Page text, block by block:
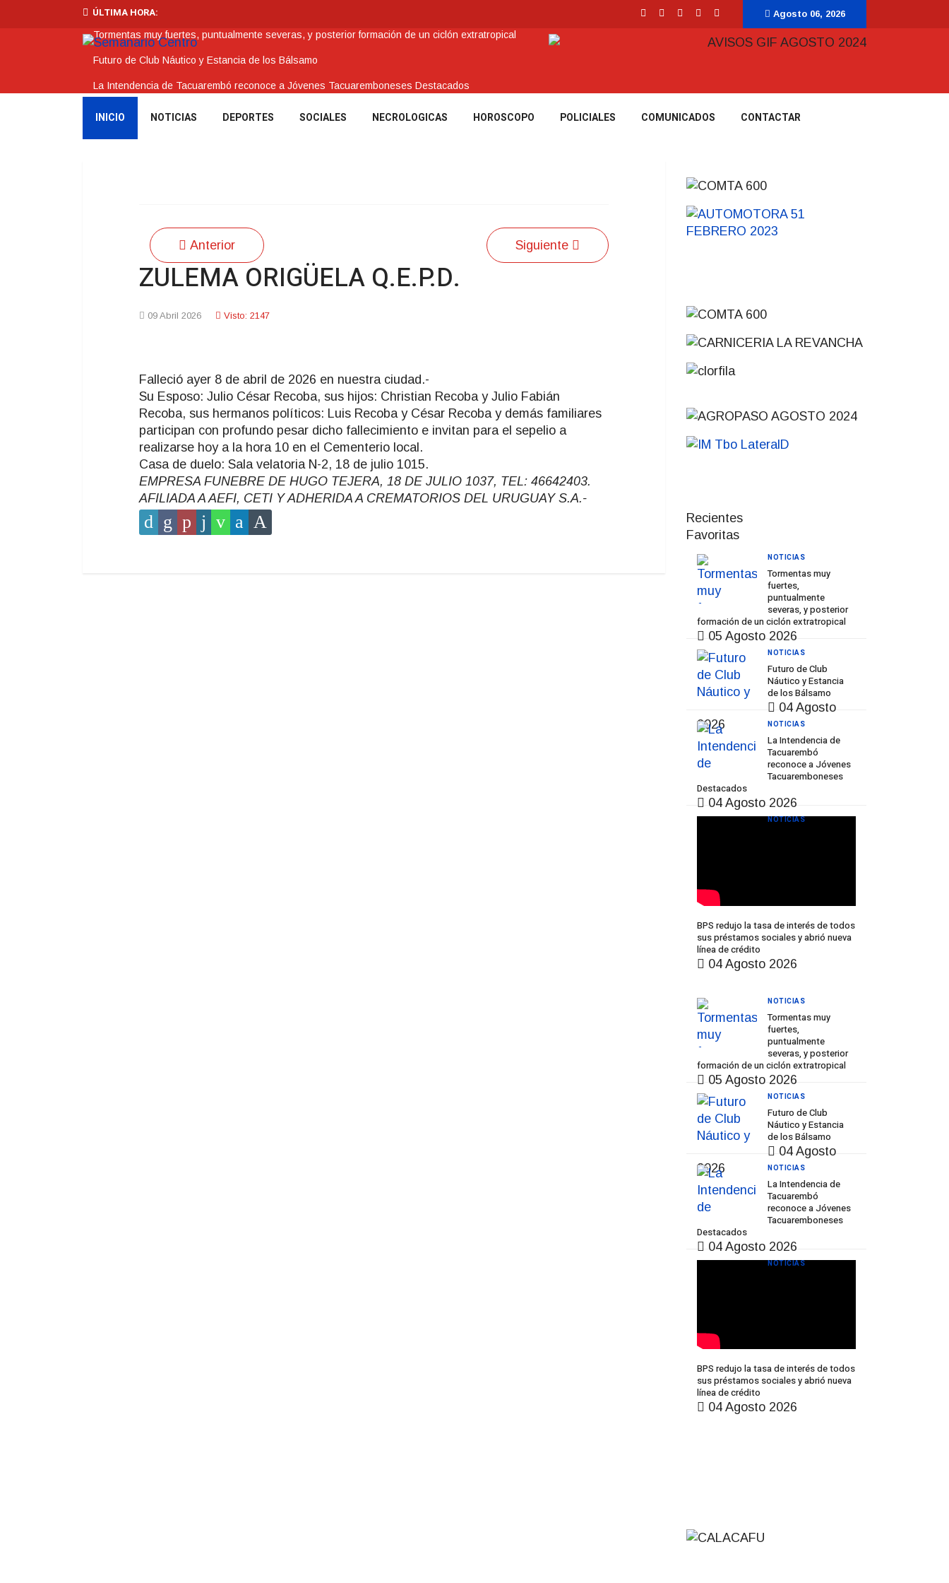
ÚLTIMA HORA:
Tormentas muy fuertes, puntualmente severas, y posterior formación de un ciclón extratropical
Futuro de Club Náutico y Estancia de los Bálsamo
La Intendencia de Tacuarembó reconoce a Jóvenes Tacuaremboneses Destacados
BPS redujo la tasa de interés de todos sus préstamos sociales y abrió nueva línea de crédito
Agosto 06, 2026
INICIO NOTICIAS DEPORTES SOCIALES NECROLOGICAS HOROSCOPO POLICIALES COMUNICADOS CONTACTAR
Anterior Siguiente
ZULEMA ORIGÜELA Q.E.P.D.
09 Abril 2026 Visto: 2147
Falleció ayer 8 de abril de 2026 en nuestra ciudad.-
Su Esposo: Julio César Recoba, sus hijos: Christian Recoba y Julio Fabián
Recoba, sus hermanos políticos: Luis Recoba y César Recoba y demás familiares
participan con profundo pesar dicho fallecimiento e invitan para el sepelio a
realizarse hoy a la hora 10 en el Cementerio local.
Casa de duelo: Sala velatoria N-2, 18 de julio 1015.
EMPRESA FUNEBRE DE HUGO TEJERA, 18 DE JULIO 1037, TEL: 46642403.
AFILIADA A AEFI, CETI Y ADHERIDA A CREMATORIOS DEL URUGUAY S.A.-
Recientes
Favoritas
Tormentas muy
fuertes,
puntualmente
severas, y posterior
formación de un ciclón extratropical
05 Agosto 2026
NOTICIAS
Futuro de Club
Náutico y Estancia
de los Bálsamo
04 Agosto
2026
NOTICIAS
La Intendencia de
Tacuarembó
reconoce a Jóvenes
Tacuaremboneses
Destacados
04 Agosto 2026
NOTICIAS
BPS redujo la tasa de interés de todos
sus préstamos sociales y abrió nueva
línea de crédito
04 Agosto 2026
NOTICIAS
Tormentas muy
fuertes,
puntualmente
severas, y posterior
formación de un ciclón extratropical
05 Agosto 2026
NOTICIAS
Futuro de Club
Náutico y Estancia
de los Bálsamo
04 Agosto
2026
NOTICIAS
La Intendencia de
Tacuarembó
reconoce a Jóvenes
Tacuaremboneses
Destacados
04 Agosto 2026
NOTICIAS
BPS redujo la tasa de interés de todos
sus préstamos sociales y abrió nueva
línea de crédito
04 Agosto 2026
NOTICIAS